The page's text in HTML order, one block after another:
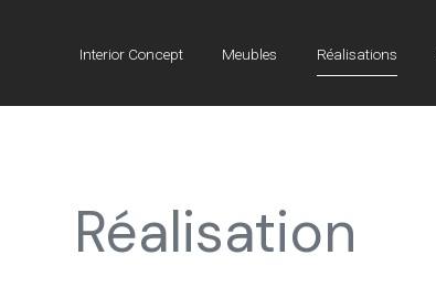
Interior Concept Meubles Réalisations
Réalisation